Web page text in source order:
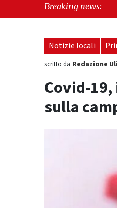
Breaking news:
Notizie locali
scritto da Redazione
Covid-
sulla